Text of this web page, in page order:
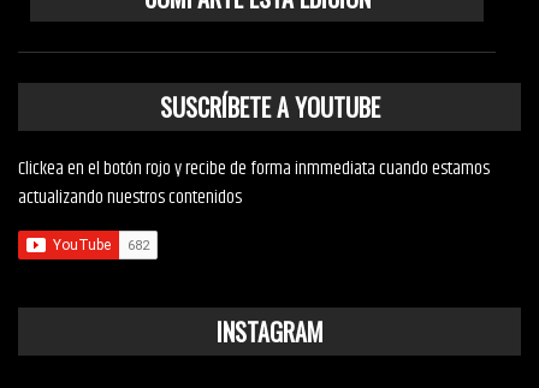
SUSCRÍBETE A YOUTUBE
Clickea en el botón rojo y recibe de forma inmmediata cuando estamos
actualizando nuestros contenidos
INSTAGRAM